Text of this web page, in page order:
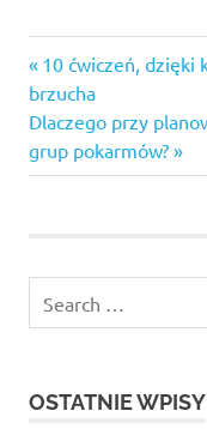
Nawigacja
wpisu
Previous
Post:
10 ćwiczeń, dzięki
brzucha
Next
Post:
Dlaczego przy
grup pokarmów?
OSTATNIE WPISY